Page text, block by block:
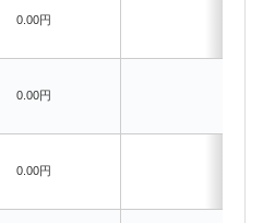
0.00円
0.00円
0.00円